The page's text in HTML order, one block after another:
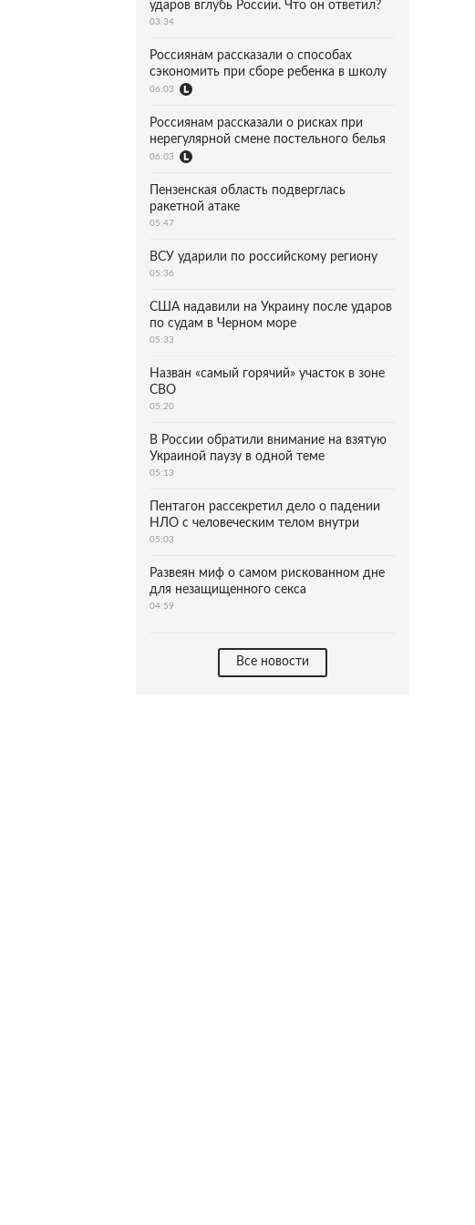
ударов вглубь России. Что он ответил?
03:34
Россиянам рассказали о способах
сэкономить при сборе ребенка в школу
06:03
Россиянам рассказали о рисках при
нерегулярной смене постельного белья
06:03
Пензенская область подверглась
ракетной атаке
05:47
ВСУ ударили по российскому региону
05:36
США надавили на Украину после ударов
по судам в Черном море
05:33
Назван «самый горячий» участок в зоне
СВО
05:20
В России обратили внимание на взятую
Украиной паузу в одной теме
05:13
Пентагон рассекретил дело о падении
НЛО с человеческим телом внутри
05:03
Развеян миф о самом рискованном дне
для незащищенного секса
04:59
Все новости